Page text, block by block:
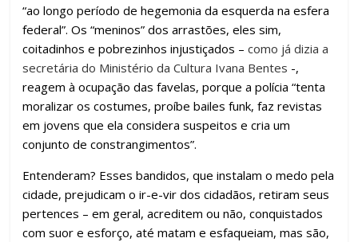
“ao longo período de hegemonia da esquerda na esfera
federal”. Os “meninos” dos arrastões, eles sim,
coitadinhos e pobrezinhos injustiçados –como já dizia a
secretária do Ministério da Cultura Ivana Bentes -,
reagem à ocupação das favelas, porque a polícia “tenta
moralizar os costumes, proíbe bailes funk, faz revistas
em jovens que ela considera suspeitos e cria um
conjunto de constrangimentos”.
Entenderam? Esses bandidos, que instalam o medo pela
cidade, prejudicam o ir-e-vir dos cidadãos, retiram seus
pertences – em geral, acreditem ou não, conquistados
com suor e esforço, até matam e esfaqueiam, mas são,